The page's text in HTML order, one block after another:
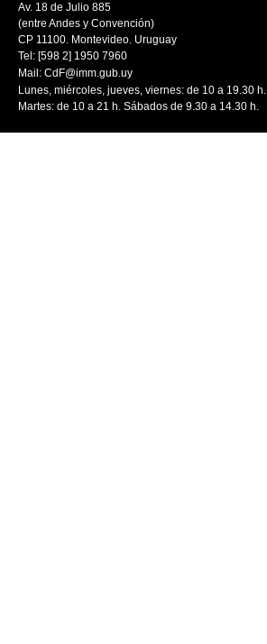
Av. 18 de Julio 885
(entre Andes y Convención)
CP 11100. Montevideo. Uruguay
Tel: [598 2] 1950 7960
Mail: CdF@imm.gub.uy
Lunes, miércoles, jueves, viernes: de 10 a 19.30 h.
Martes: de 10 a 21 h. Sábados de 9.30 a 14.30 h.